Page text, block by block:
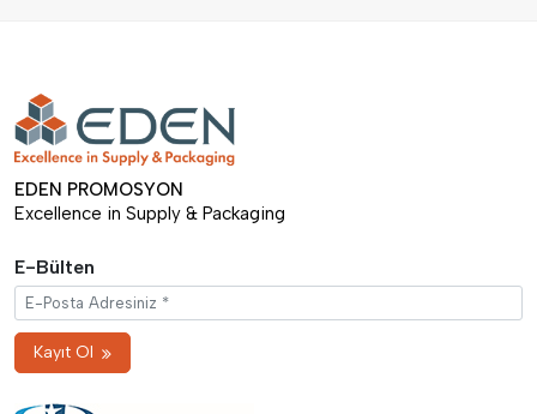
EDEN PROMOSYON
Excellence in Supply & Packaging
E-Bülten
Kayıt Ol